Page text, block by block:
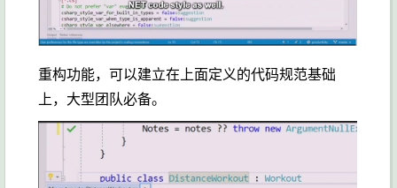
重构功能，可以建立在上面定义的代码规范基础
上，大型团队必备。